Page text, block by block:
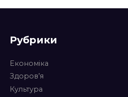
Рубрики
Економіка
Здоров’я
Культура